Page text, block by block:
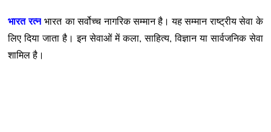
भारत रत्न भारतका सर्वोच्च नागरिक सम्मान है। यह सम्मान राष्ट्रीय सेवा के
लिए दिया जाता है। इन सेवाओं में कला, साहित्य, विज्ञान या सार्वजनिक सेवा
शामिल है।